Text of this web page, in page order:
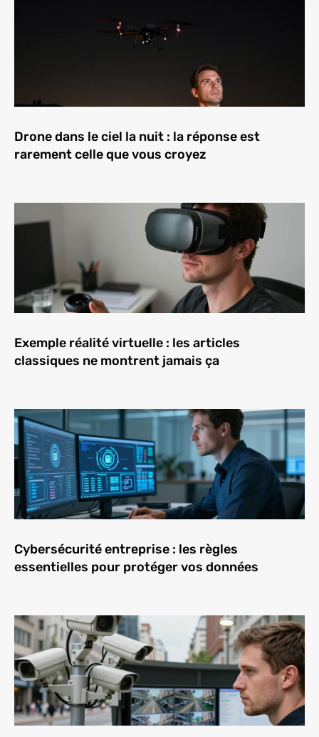
Drone dans le ciel la nuit : la réponse est
rarement celle que vous croyez
Exemple réalité virtuelle : les articles
classiques ne montrent jamais ça
Cybersécurité entreprise : les règles
essentielles pour protéger vos données